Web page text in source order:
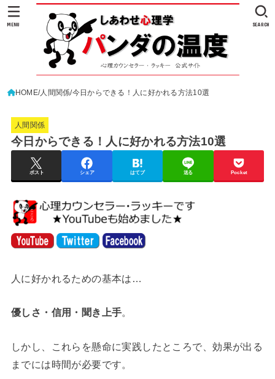
SEARCH
MENU
HOME 人間関係 今日からできる！人に好かれる方法10選
人間関係
今日からできる！人に好かれる方法10選
ポスト シェア はてブ 送る Pocket
人に好かれるための基本は…
優しさ・信用・聞き上手。
しかし、これらを懸命に実践したところで、効果が出る
までには時間が必要です。